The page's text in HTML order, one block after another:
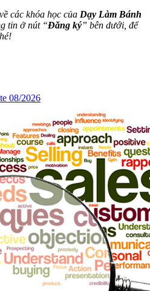
các khóa học của Dạy Làm Bánh
tin ở nút “Đăng ký” bên dưới, để
08/2026